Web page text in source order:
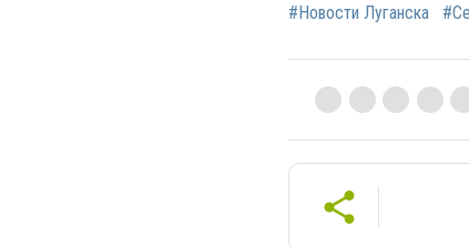
#Новости Луганска